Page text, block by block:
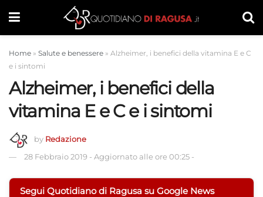
Home » Salute e benessere » Alzheimer, i benefici della vitamina E e C
e i sintomi
Alzheimer, i benefici della
vitamina E e C e i sintomi
by Redazione
28 Febbraio 2019 - Aggiornato alle ore 00:25 -
Segui Quotidiano di Ragusa su Google News